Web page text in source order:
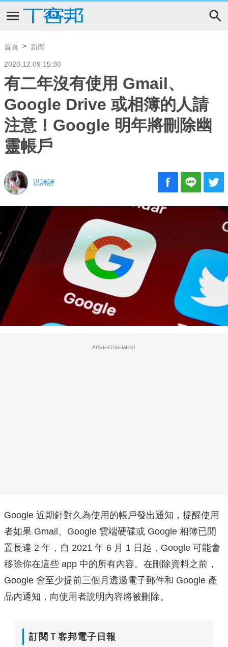
首頁 新聞
2020.12.09 15:30
有二年沒有使用 Gmail、
Google Drive 或相簿的人請
注意！Google 明年將刪除幽
靈帳戶
洪詩詩
ADVERTISEMENT
Google 近期針對久為使用的帳戶發出通知，提醒使用
者如果 Gmail、Google 雲端硬碟或 Google 相簿已閒
置長達 2 年，自 2021 年 6 月 1 日起，Google 可能會
移除你在這些 app 中的所有內容。在刪除資料之前，
Google 會至少提前三個月透過電子郵件和 Google 產
品內通知，向使用者說明內容將被刪除。
訂閱Ｔ客邦電子日報